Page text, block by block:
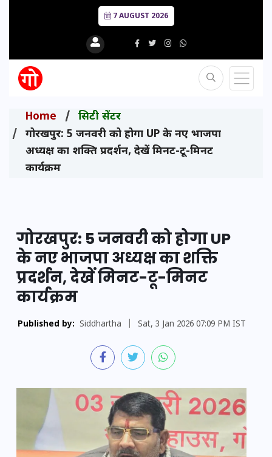
7 AUGUST 2026
Home
सिटी सेंटर
गोरखपुर: 5 जनवरी को होगा UP के नए भाजपा
अध्यक्ष का शक्ति प्रदर्शन, देखें मिनट-टू-मिनट
कार्यक्रम
गोरखपुर: 5 जनवरी को होगा UP
के नए भाजपा अध्यक्ष का शक्ति
प्रदर्शन, देखें मिनट-टू-मिनट
कार्यक्रम
Published by: Siddhartha Sat, 3 Jan 2026 07:09 PM IST